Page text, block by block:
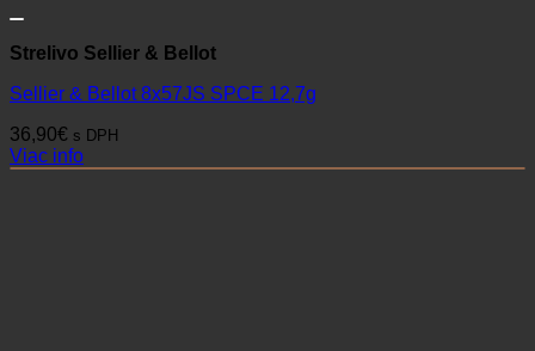
Strelivo Sellier & Bellot
Sellier & Bellot 8x57JS SPCE 12,7g
36,90€ s DPH
Viac info